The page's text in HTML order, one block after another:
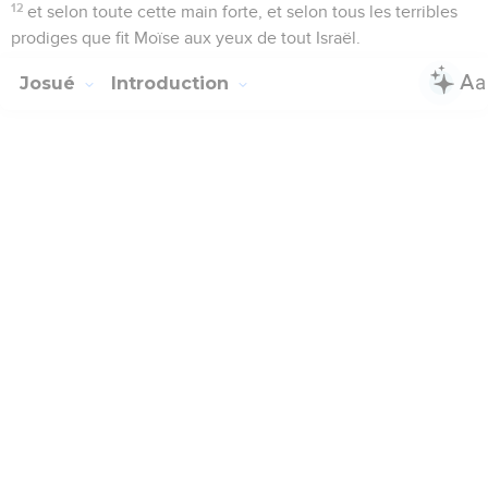
12 et selon toute cette main forte, et selon tous les terribles
prodiges que fit Moïse aux yeux de tout Israël.
Josué Introduction